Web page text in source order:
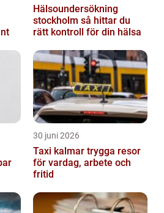
Hälsoundersökning
stockholm så hittar du
rätt kontroll för din hälsa
30 juni 2026
Taxi kalmar trygga resor
för vardag, arbete och
fritid